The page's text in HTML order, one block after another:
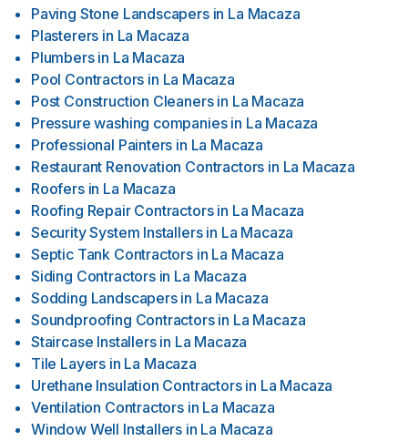
Paving Stone Landscapers in La Macaza
Plasterers in La Macaza
Plumbers in La Macaza
Pool Contractors in La Macaza
Post Construction Cleaners in La Macaza
Pressure washing companies in La Macaza
Professional Painters in La Macaza
Restaurant Renovation Contractors in La Macaza
Roofers in La Macaza
Roofing Repair Contractors in La Macaza
Security System Installers in La Macaza
Septic Tank Contractors in La Macaza
Siding Contractors in La Macaza
Sodding Landscapers in La Macaza
Soundproofing Contractors in La Macaza
Staircase Installers in La Macaza
Tile Layers in La Macaza
Urethane Insulation Contractors in La Macaza
Ventilation Contractors in La Macaza
Window Well Installers in La Macaza